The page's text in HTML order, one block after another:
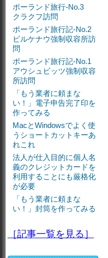
ポーランド旅行-No.3
クラクフ訪問
ポーランド旅行記-No.2
ビルケナウ強制収容所訪
問
ポーランド旅行記-No.1
アウシュビッツ強制収容
所訪問
「もう業者に頼まな
い！」電子申告完了印を
作ってみる
MacとWindowsでよく使
うショートカットキーあ
れこれ
法人が仕入目的に個人名
義のクレジットカードを
利用することにも厳格化
が必要
「もう業者に頼まな
い！」封筒を作ってみる
［記事一覧を見る］